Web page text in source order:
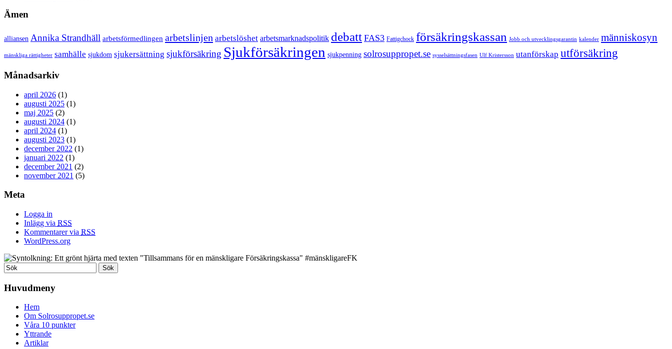
Ämen
alliansen Annika Strandhäll arbetsförmedlingen arbetslinjen arbetslöshet arbetsmarknadspolitik debatt FAS3 Fattigchock försäkringskassan Jobb och utvecklingsgarantin kalender människosyn
mänskliga rättigheter samhälle sjukdom sjukersättning sjukförsäkring Sjukförsäkringen sjukpenning solrosuppropet.se sysselsättningsfasen Ulf Kristersson utanförskap utförsäkring
Månadsarkiv
april 2026 (1)
augusti 2025 (1)
maj 2025 (2)
augusti 2024 (1)
april 2024 (1)
augusti 2023 (1)
december 2022 (1)
januari 2022 (1)
december 2021 (2)
november 2021 (5)
Meta
Logga in
Inlägg via RSS
Kommentarer via RSS
WordPress.org
Huvudmeny
Hem
Om Solrosuppropet.se
Våra 10 punkter
Yttrande
Artiklar